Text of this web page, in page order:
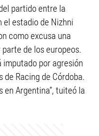
partido entre la
el estadio de Nizhni
como excusa una
de los europeos.
imputado por agresión
Racing de Córdoba.
en Argentina”, tuiteó la